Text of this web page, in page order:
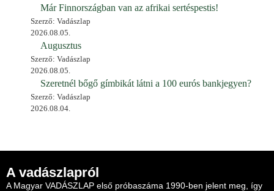
Már Finnországban van az afrikai sertéspestis!
Szerző: Vadászlap
2026.08.05.
Augusztus
Szerző: Vadászlap
2026.08.05.
Szeretnél bőgő gímbikát látni a 100 eurós bankjegyen?
Szerző: Vadászlap
2026.08.04.
A vadászlapról
A Magyar VADÁSZLAP első próbaszáma 1990-ben jelent meg, így